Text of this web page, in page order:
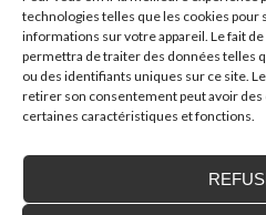
technologies telles que les cookies pour
informations sur votre appareil. Le fait
permettra de traiter des données telles
ou des identifiants uniques sur ce site.
retirer son consentement peut avoir
certaines caractéristiques et fonctions.
AUTRES
Réalisations récentes